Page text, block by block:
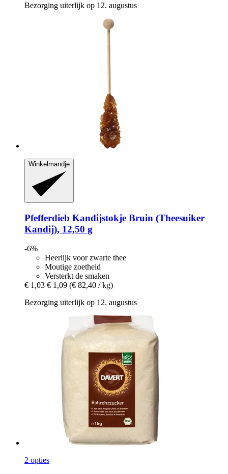
Bezorging uiterlijk op 12. augustus
Winkelmandje
Pfefferdieb Kandijstokje Bruin (Theesuiker
Kandij), 12,50 g
-6%
Heerlijk voor zwarte thee
Moutige zoetheid
Versterkt de smaken
€ 1,03 € 1,09 (€ 82,40 / kg)
Bezorging uiterlijk op 12. augustus
2 opties